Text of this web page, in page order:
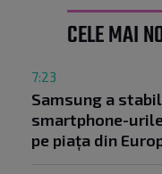
CELE MAI
7:23
Samsung a
smartphone-
pe piața din